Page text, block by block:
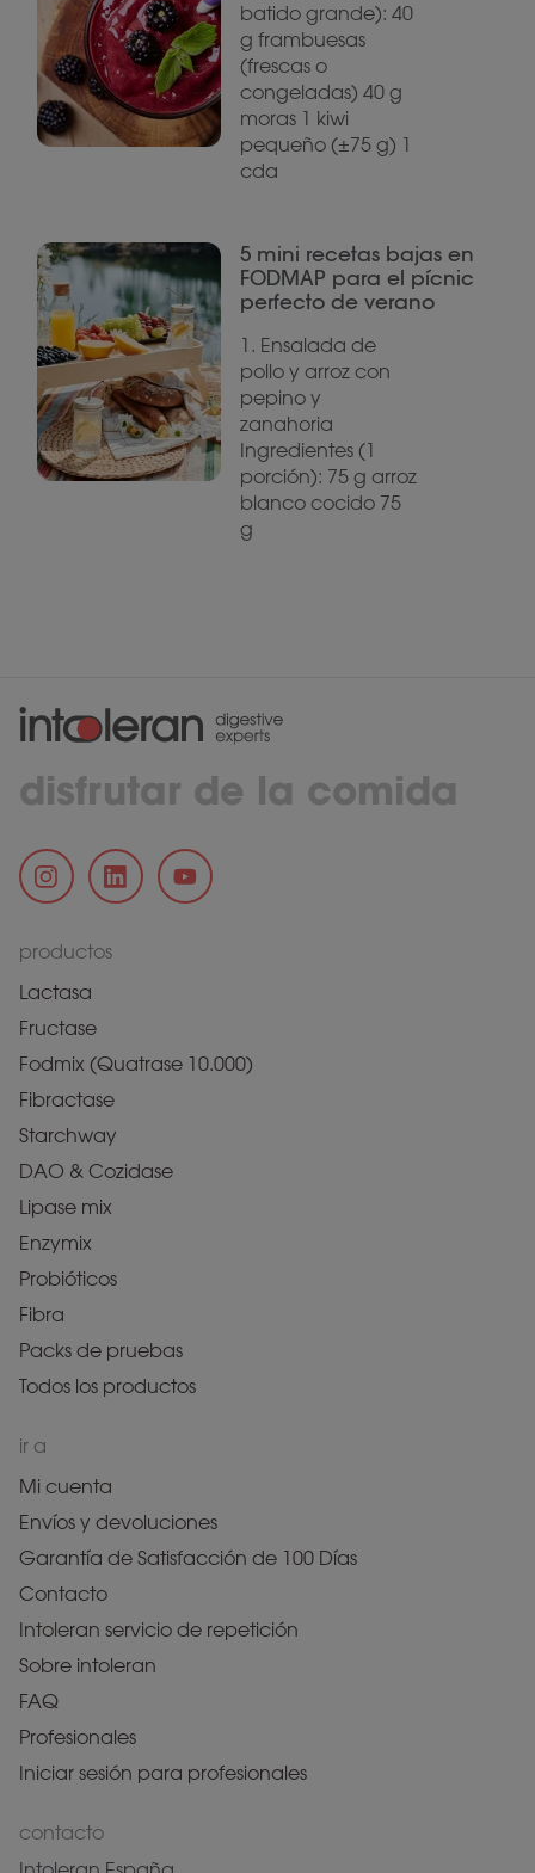
batido grande): 40
g frambuesas
(frescas o
congeladas) 40 g
moras 1 kiwi
pequeño (±75 g) 1
cda
5 mini recetas bajas en
FODMAP para el pícnic
perfecto de verano
1. Ensalada de
pollo y arroz con
pepino y
zanahoria
Ingredientes (1
porción): 75 g arroz
blanco cocido 75
g
disfrutar de la comida
productos
Lactasa
Fructase
Fodmix (Quatrase 10.000)
Fibractase
Starchway
DAO & Cozidase
Lipase mix
Enzymix
Probióticos
Fibra
Packs de pruebas
Todos los productos
ir a
Mi cuenta
Envíos y devoluciones
Garantía de Satisfacción de 100 Días
Contacto
Intoleran servicio de repetición
Sobre intoleran
FAQ
Profesionales
Iniciar sesión para profesionales
contacto